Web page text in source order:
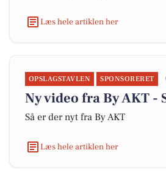
Læs hele artiklen her
OPSLAGSTAVLEN SPONSORERET
Ny video fra By AKT -
Så er der nyt fra By AKT
Læs hele artiklen her